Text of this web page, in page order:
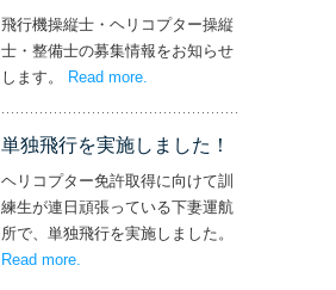
飛行機操縦士・ヘリコプター操縦
士・整備士の募集情報をお知らせ
します。 Read more
単独飛行を実施しました！
ヘリコプター免許取得に向けて訓
練生が連日頑張っている下妻運航
所で、単独飛行を実施しました。
Read more